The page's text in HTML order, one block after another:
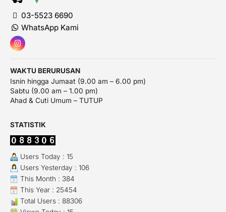
03-5523 6690
WhatsApp Kami
WAKTU BERURUSAN
Isnin hingga Jumaat (9.00 am – 6.00 pm)
Sabtu (9.00 am – 1.00 pm)
Ahad & Cuti Umum – TUTUP
STATISTIK
Users Today : 15
Users Yesterday : 106
This Month : 384
This Year : 25454
Total Users : 88306